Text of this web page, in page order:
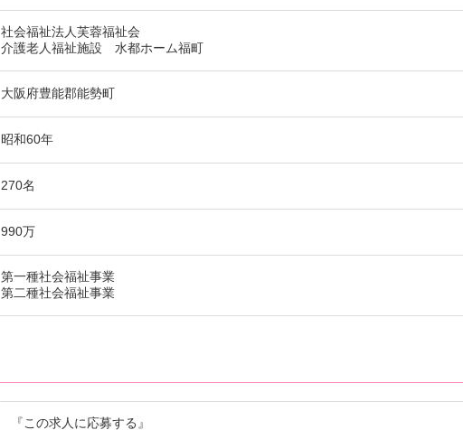
社会福祉法人芙蓉福祉会
介護老人福祉施設 水都ホーム福町
大阪府豊能郡能勢町
昭和60年
270名
990万
第一種社会福祉事業
第二種社会福祉事業
『この求人に応募する』